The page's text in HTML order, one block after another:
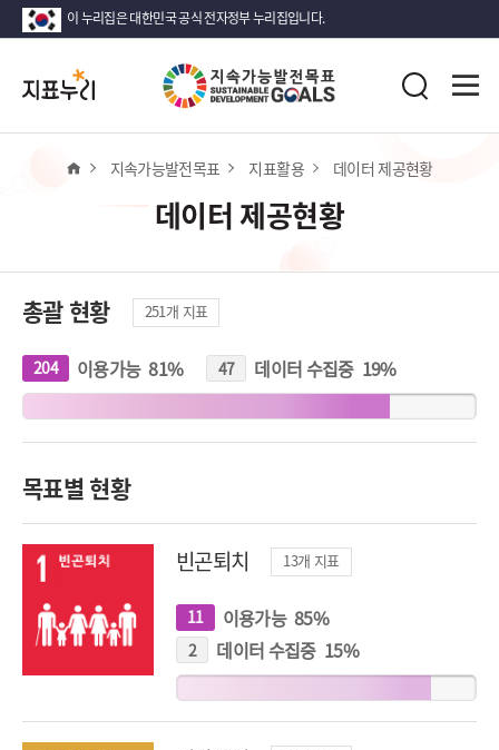
이 누리집은 대한민국 공식 전자정부 누리집입니다.
지
표
누
검
홈 지속가능발전목표 지표활용 데이터 제공현황
데이터 제공현황
총괄 현황 251개 지표
204개
지
표
이용가능 81% 47개
지
표
데이터 수집중 19%
목표별 현황
빈곤퇴치 13개 지표
11개
지
표
이용가능 85%
2개
지
표
데이터 수집중 15%